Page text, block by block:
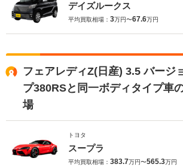
デイズルークス
平均買取相場： 3万円〜67.6万円
フェアレディZ(日産) 3.5 バージ
プ380RSと同一ボディタイプ車
場
トヨタ
スープラ
平均買取相場： 383.7万円〜565.3万円